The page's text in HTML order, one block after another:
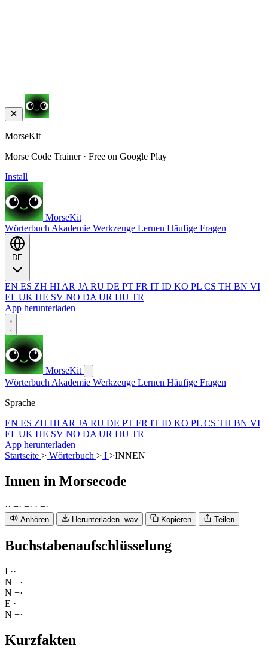
MorseKit
Morse Code Trainer · Free on Google Play
Install
MorseKit
Wörterbuch Akademie Werkzeuge Lernen Häufige Fragen
EN ES ZH HI AR JA RU DE PT FR IT ID KO PL CS TH BN VI
EL UK HE SV NO DA UR HU TR
App herunterladen
MorseKit
Wörterbuch Akademie Werkzeuge Lernen Häufige Fragen
Sprache
EN ES ZH HI AR JA RU DE PT FR IT ID KO PL CS TH BN VI
EL UK HE SV NO DA UR HU TR
App herunterladen
Startseite > Wörterbuch > I >INNEN
Innen in Morsecode
·· −· −· · −·
Anhören Herunterladen .wav Kopieren Teilen
Buchstabenaufschlüsselung
I ··
N −·
N −·
E ·
N −·
Kurzfakten